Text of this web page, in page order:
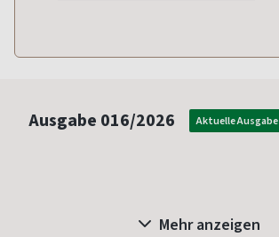
Ausgabe 016/2026 Aktuelle Ausgabe
Mehr anzeigen